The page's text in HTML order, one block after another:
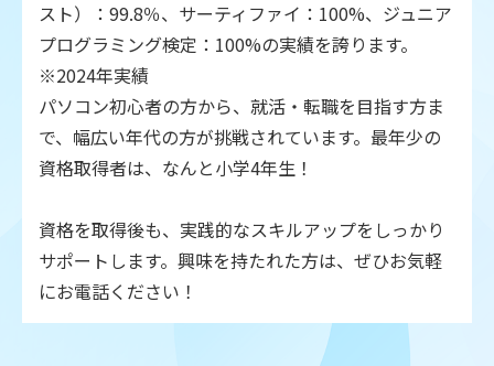
スト）：99.8％、サーティファイ：100%、ジュニア
プログラミング検定：100%の実績を誇ります。
※2024年実績
パソコン初心者の方から、就活・転職を目指す方ま
で、幅広い年代の方が挑戦されています。最年少の
資格取得者は、なんと小学4年生！
資格を取得後も、実践的なスキルアップをしっかり
サポートします。興味を持たれた方は、ぜひお気軽
にお電話ください！